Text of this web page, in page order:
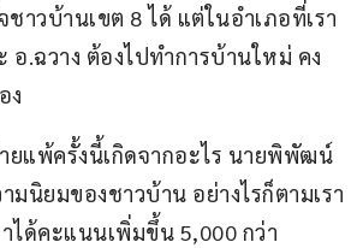
าวบ้านเขต 8 ได้ แต่ในอำเภอที่เรา
.ฉวาง ต้องไปทำการบ้านใหม่ คง
ง
ยแพ้ครั้งนี้เกิดจากอะไร นายพิพัฒน์
ามนิยมของชาวบ้าน อย่างไรก็ตามเรา
าได้คะแนนเพิ่มขึ้น 5,000 กว่า